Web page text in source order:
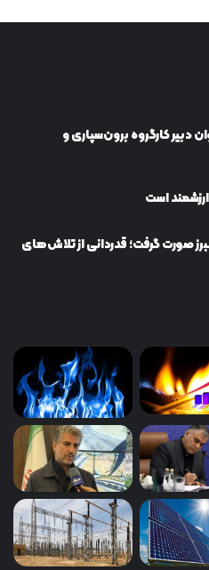
دبیر كارگروه برون‌سپاری و
است
صورت گرفت؛ قدردانی از تلاش‌های